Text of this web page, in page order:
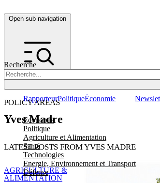
Open sub navigation
Recherche
POLICY AREAS
Economie
Politique
Agriculture et Alimentation
Santé
Technologies
Energie, Environnement et Transport
Défense
RapporteurPolitiqueÉconomie
Yves Madre
LATEST POSTS FROM YVES MADRE
AGRICULTURE &
ALIMENTATION